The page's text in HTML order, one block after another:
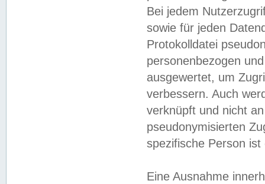
Bei jedem
sowie für jeden
Protokolldatei
personenbezogen
ausgewertet, um
verbessern. Auch
verknüpft und nicht
pseudonymisierten
spezifische Person
Eine Ausnahme